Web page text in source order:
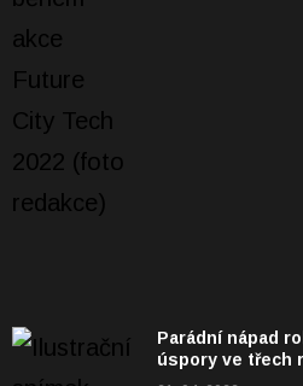
Parádní nápad
úspory ve třech